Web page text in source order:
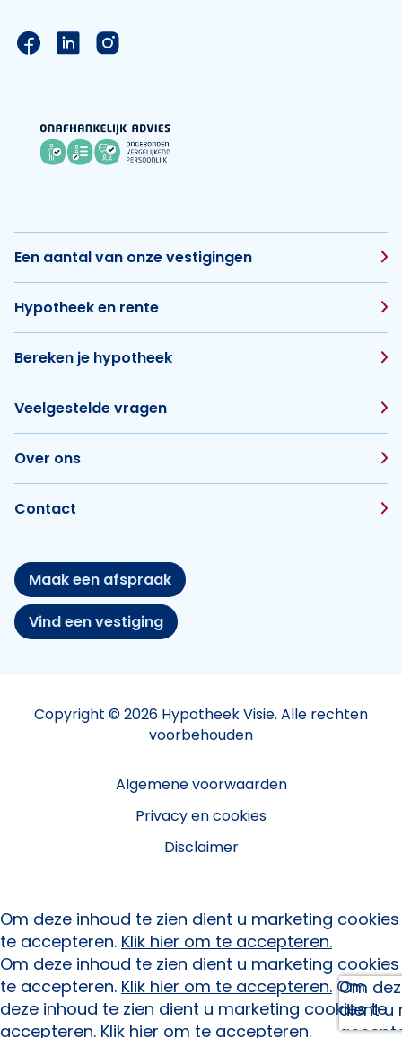
Link naar de Facebook pagina van Hypotheek
Link naar de LinkedIn pagina van
Link naar de Instagram pagina van
Een aantal van onze vestigingen
Hypotheek en rente
Bereken je hypotheek
Veelgestelde vragen
Over ons
Contact
Maak een afspraak
Vind een vestiging
Copyright © 2026 Hypotheek Visie. Alle rechten
voorbehouden
Algemene voorwaarden
Privacy en cookies
Disclaimer
Om
dient u
Om deze inhoud te zien dient u marketing cookies
te accepteren. Klik hier om te accepteren.
Om deze inhoud te zien dient u marketing cookies
te accepteren. Klik hier om te accepteren. Om
deze inhoud te zien dient u marketing cookies te
accepteren. Klik hier om te accepteren.